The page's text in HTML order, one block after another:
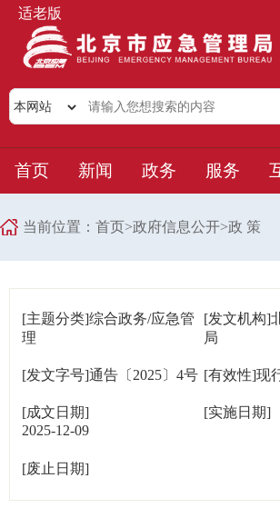
适老版
首页 新闻 政务 服务
当前位置： 首页>政府信息公开>政 策
[主题分类]综合政务/应急管
理
[发文机构]
局
[发文字号]通告〔2025〕4号 [有效性]现
[成文日期]
2025-12-09
[实施日期]
[废止日期]